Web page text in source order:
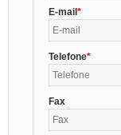
E-mail
Telefone
Fax